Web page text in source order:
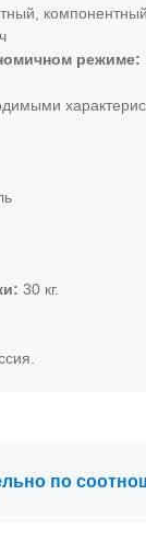
режиме:
30 кг.
по